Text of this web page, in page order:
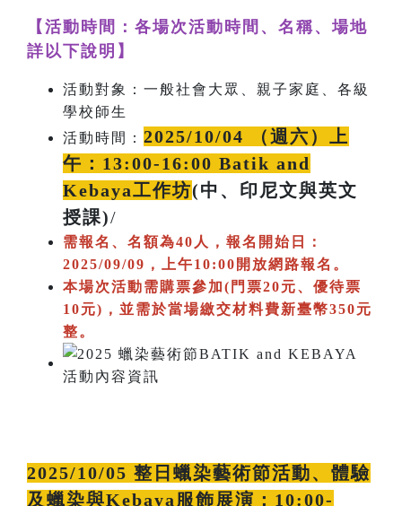
【活動時間：各場次活動時間、名稱、場地
詳以下說明】
活動對象：一般社會大眾、親子家庭、各級
學校師生
活動時間： 2025/10/04 （週六）上
午：13:00-16:00 Batik and
Kebaya工作坊(中、印尼文與英文
授課)/
需報名、名額為40人，報名開始日：
2025/09/09，上午10:00開放網路報名。
本場次活動需購票參加(門票20元、優待票
10元)，並需於當場繳交材料費新臺幣350元
整。
2025/10/05 整日蠟染藝術節活動、體驗
及蠟染與Kebaya服飾展演：10:00-